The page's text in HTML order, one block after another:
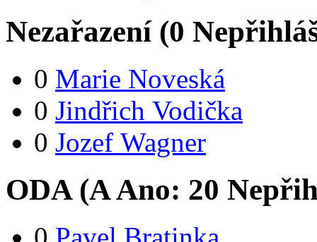
Nezařazení (0
0 Marie Noveská
0 Jindřich Vodička
0 Jozef Wagner
ODA (AAno: 20